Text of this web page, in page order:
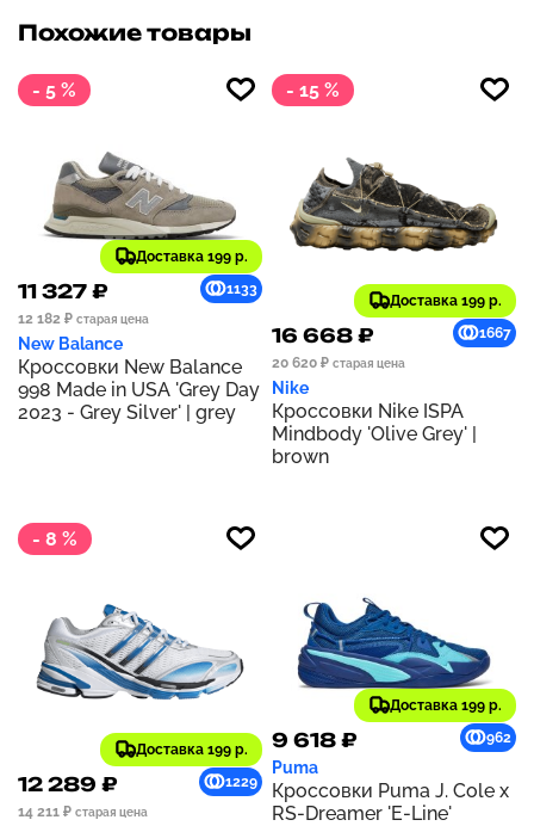
Похожие товары
- 5 %
Доставка 199 р.
11 327 ₽
1133
12 182 ₽ старая цена
New Balance
Кроссовки New Balance
998 Made in USA 'Grey Day
2023 - Grey Silver' | grey
- 15 %
Доставка 199 р.
16 668 ₽
1667
20 620 ₽ старая цена
Nike
Кроссовки Nike ISPA
Mindbody 'Olive Grey' |
brown
- 8 %
Доставка 199 р.
12 289 ₽
1229
14 211 ₽ старая цена
Доставка 199 р.
9 618 ₽ 962
Puma
Кроссовки Puma J. Cole x
RS-Dreamer 'E-Line'